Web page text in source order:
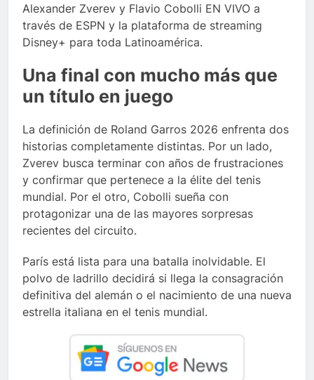
Alexander Zverev y Flavio Cobolli EN VIVO a
través de ESPN y la plataforma de streaming
Disney+ para toda Latinoamérica.
Una final con mucho más que
un título en juego
La definición de Roland Garros 2026 enfrenta dos
historias completamente distintas. Por un lado,
Zverev busca terminar con años de frustraciones
y confirmar que pertenece a la élite del tenis
mundial. Por el otro, Cobolli sueña con
protagonizar una de las mayores sorpresas
recientes del circuito.
París está lista para una batalla inolvidable. El
polvo de ladrillo decidirá si llega la consagración
definitiva del alemán o el nacimiento de una nueva
estrella italiana en el tenis mundial.